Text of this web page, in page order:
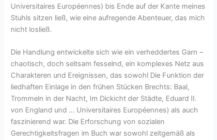
Universitaires Européennes) bis Ende auf der Kante meines
Stuhls sitzen ließ, wie eine aufregende Abenteuer, das mich
nicht losließ.
Die Handlung entwickelte sich wie ein verheddertes Garn –
chaotisch, doch seltsam fesselnd, ein komplexes Netz aus
Charakteren und Ereignissen, das sowohl Die Funktion der
liedhaften Einlage in den frühen Stücken Brechts: Baal,
Trommeln in der Nacht, Im Dickicht der Städte, Eduard II.
von England und … Universitaires Européennes) als auch
faszinierend war. Die Erforschung von sozialen
Gerechtigkeitsfragen im Buch war sowohl zeitgemäß als